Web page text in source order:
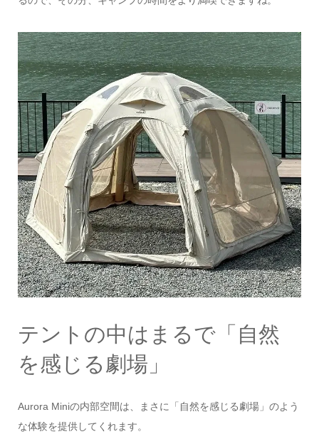
テントの中はまるで「自然
を感じる劇場」
Aurora Miniの内部空間は、まさに「自然を感じる劇場」のよう
な体験を提供してくれます。